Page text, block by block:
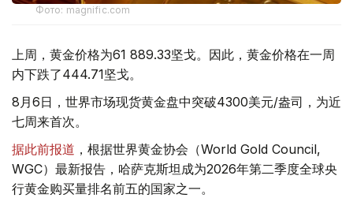
Фото: magnific.com
上周，黄金价格为61 889.33坚戈。因此，黄金价格在一周
内下跌了444.71坚戈。
8月6日，世界市场现货黄金盘中突破4300美元/盎司，为近
七周来首次。
据此前报道 ，根据世界黄金协会（World Gold Council,
WGC）最新报告，哈萨克斯坦成为2026年第二季度全球央
行黄金购买量排名前五的国家之一。